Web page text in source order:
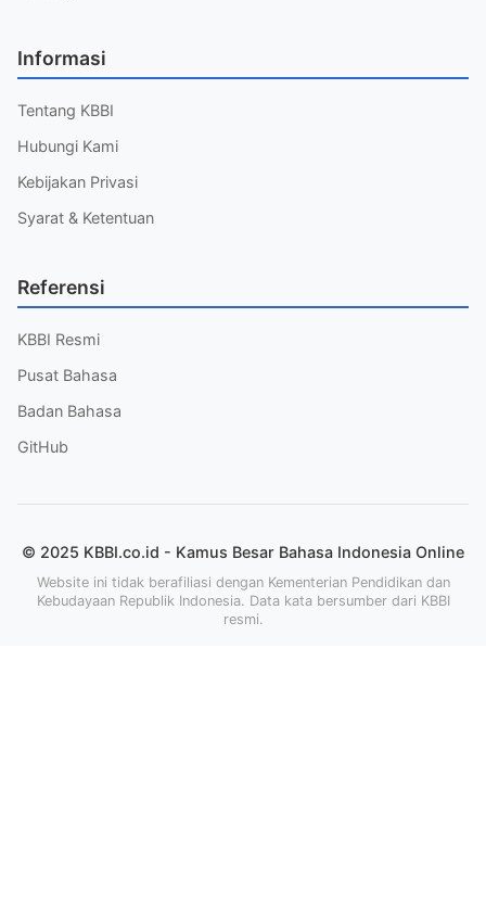
Informasi
Tentang KBBI
Hubungi Kami
Kebijakan Privasi
Syarat & Ketentuan
Referensi
KBBI Resmi
Pusat Bahasa
Badan Bahasa
GitHub
© 2025 KBBI.co.id - Kamus Besar Bahasa Indonesia Online
Website ini tidak berafiliasi dengan Kementerian Pendidikan dan
Kebudayaan Republik Indonesia. Data kata bersumber dari KBBI
resmi.